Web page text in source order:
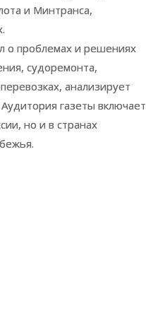
и Минтранса,
о проблемах и решениях
судоремонта,
анализирует
газеты включает
но и в странах
и Минтранса,
о проблемах и решениях
судоремонта,
анализирует
газеты включает
но и в странах